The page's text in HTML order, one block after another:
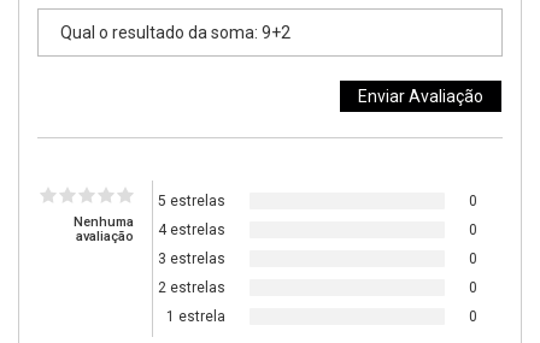
Nenhuma
avaliação
5 estrelas
0
4 estrelas
0
3 estrelas
0
2 estrelas
0
1 estrela
0